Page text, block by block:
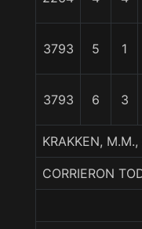
3793 5 1
3793 6 3
KRAKKEN,
CORRIERON